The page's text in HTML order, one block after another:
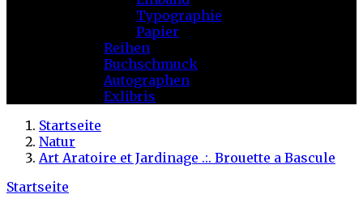
Typographie
Papier
Reihen
Buchschmuck
Autographen
Exlibris
Startseite
Natur
Art Aratoire et Jardinage .:. Brouette a Bascule
Startseite